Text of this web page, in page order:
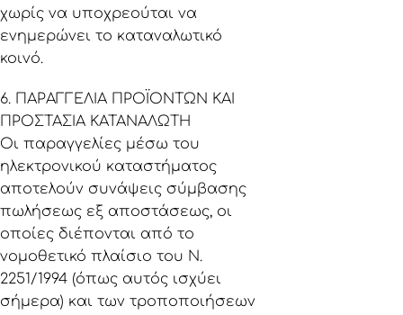
χωρίς να υποχρεούται να
ενημερώνει το καταναλωτικό
κοινό.
6. ΠΑΡΑΓΓΕΛΙΑ ΠΡΟΪΟΝΤΩΝ ΚΑΙ
ΠΡΟΣΤΑΣΙΑ ΚΑΤΑΝΑΛΩΤΗ
Οι παραγγελίες μέσω του
ηλεκτρονικού καταστήματος
αποτελούν συνάψεις σύμβασης
πωλήσεως εξ αποστάσεως, οι
οποίες διέπονται από το
νομοθετικό πλαίσιο του Ν.
2251/1994 (όπως αυτός ισχύει
σήμερα) και των τροποποιήσεων